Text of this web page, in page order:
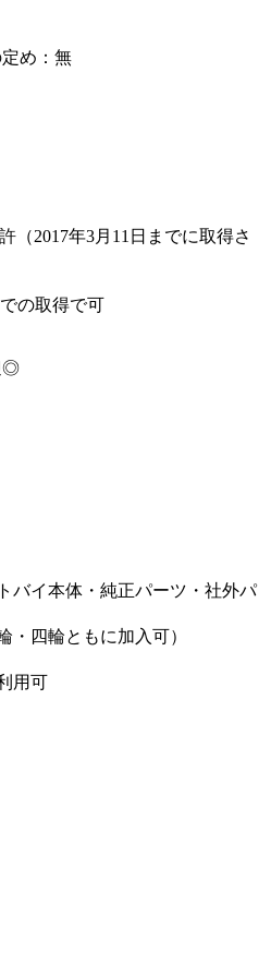
定め：無
（2017年3月11日までに取得さ
の取得で可
◎
バイ本体・純正パーツ・社外パ
・四輪ともに加入可）
用可